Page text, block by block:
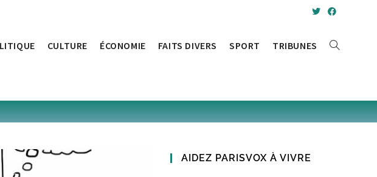
CULTURE ÉCONOMIE FAITS DIVERS SPORT TRIBUNES TOGGLE
AIDEZ PARISVOX À VIVRE